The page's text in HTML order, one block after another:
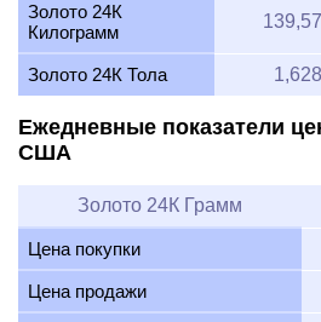
Золото 24К
Килограмм
Золото 24К Тола
Ежедневные показатели
США
Золото 24К Грамм
Цена покупки
Цена продажи